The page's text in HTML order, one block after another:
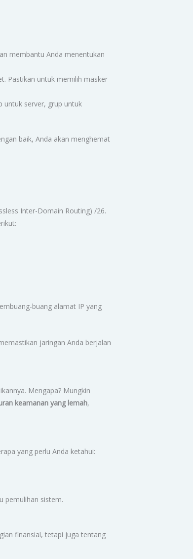
membantu Anda menentukan
Pastikan untuk memilih masker
untuk server, grup untuk
baik, Anda akan menghemat
Inter-Domain Routing) /26.
buang alamat IP yang
jaringan Anda berjalan
Mengapa? Mungkin
keamanan yang lemah,
yang perlu Anda ketahui:
pemulihan sistem.
finansial, tetapi juga tentang